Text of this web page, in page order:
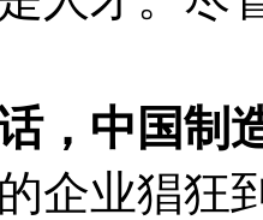
，中国制
企业猖狂